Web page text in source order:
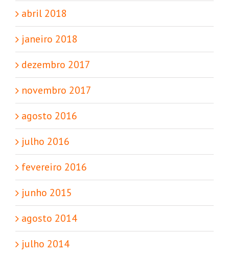
abril 2018
janeiro 2018
dezembro 2017
novembro 2017
agosto 2016
julho 2016
fevereiro 2016
junho 2015
agosto 2014
julho 2014